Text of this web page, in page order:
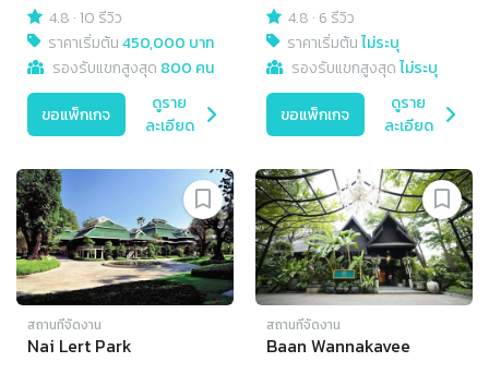
4.8 ·10 รีวิว
ราคาเริ่มต้น450,000 บาท
รองรับแขกสูงสุด 800 คน
ขอแพ็กเกจ
ดูราย
ละเอียด
4.8 · 6 รีวิว
ราคาเริ่มต้นไม่ระบุ
รองรับแขกสูงสุดไม่ระบุ
ขอแพ็กเกจ
ดูราย
ละเอียด
สถานที่จัดงาน
Nai Lert Park
สถานที่จัดงาน
Baan Wannakavee